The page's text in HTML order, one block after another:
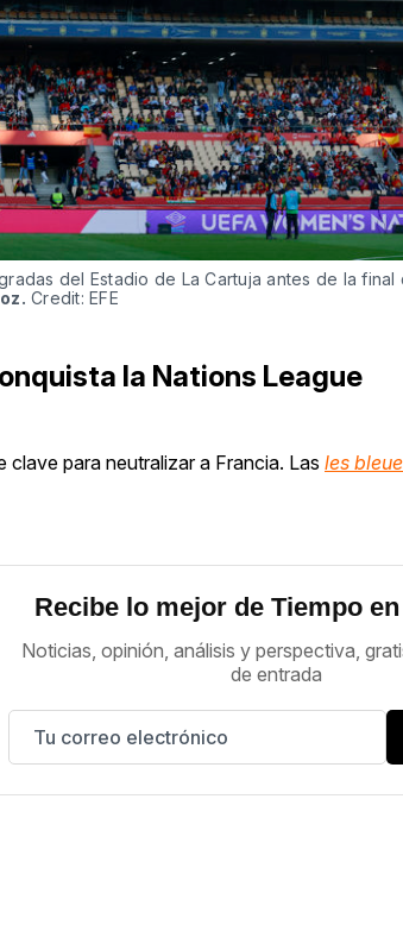
del Estadio de La Cartuja antes de la
Credit: EFE
la Nations League
para neutralizar a Francia. Las les
Recibe lo mejor de Tiempo
Noticias, opinión, análisis y perspectiva,
de entrada